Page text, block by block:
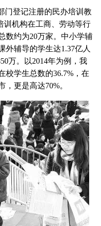
门登记注册的民办培训教
训机构在工商、劳动等行
数约为20万家。中小学辅
外辅导的学生达1.37亿人
万。以2014年为例，我
校学生总数的36.7%，在
更是高达70%。